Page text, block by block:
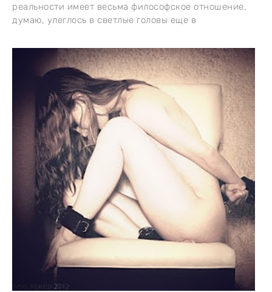
реальности имеет весьма философское отношение,
думаю, улеглось в светлые головы еще в